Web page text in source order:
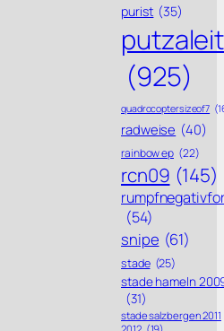
purist (35)
putzaleit
(925)
quadrocoptersizeof7
radweise (40)
rainbow ep (22)
rcn09 (145)
(54)
snipe (61)
stade (25)
stade hameln
(31)
stade salzbergen 2011